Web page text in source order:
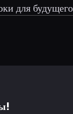
для будущего